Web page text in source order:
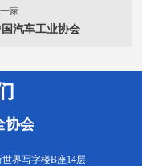
家
汽车工业协会
协会
界写字楼B座14层